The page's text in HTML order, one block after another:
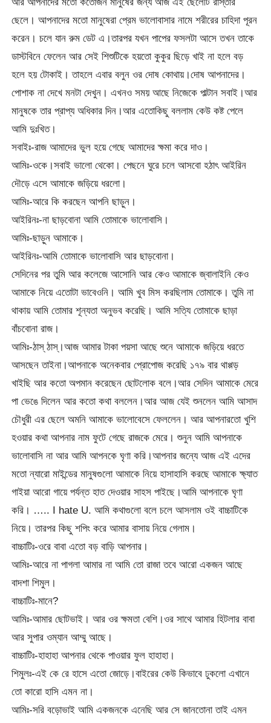
ছেলে। আপনাদের মতো মানুষেরা প্রেম ভালোবাসার নামে শরীরের চাহিদা পূরন
করেন। চলে যান রুম ডেট এ।তারপর যখন পাপের ফসলটা আসে তখন তাকে
ডাস্টবিনে ফেলেন আর সেই শিশুটিকে হয়তো কুকুর ছিড়ে খাই না হলে বড়
হলে হয় টোকাই। তাহলে এবার বলুন ওর দোষ কোথায়।দোষ আপনাদের।
পোশাক না দেখে মনটা দেখুন। এখনও সময় আছে নিজেকে পাল্টান সবাই।আর
মানুষকে তার প্রাপ্য অধিকার দিন।আর এতোকিছু বললাম কেউ কষ্ট পেলে
আমি দুঃখিত।
সবাইঃ-রাজ আমাদের ভুল হয়ে গেছে আমাদের ক্ষমা করে দাও।
আমিঃ-ওকে।সবাই ভালো থেকো। পেছনে ঘুরে চলে আসবো হঠাৎ আইরিন
দৌড়ে এসে আমাকে জড়িয়ে ধরলো।
আমিঃ-আরে কি করছেন আপনি ছাড়ুন।
আইরিনঃ-না ছাড়বোনা আমি তোমাকে ভালোবাসি।
আমিঃ-ছাড়ুন আমাকে।
আইরিনঃ-আমি তোমাকে ভালোবাসি আর ছাড়বোনা।
সেদিনের পর তুমি আর কলেজে আসোনি আর কেও আমাকে জ্বালাইনি কেও
আমাকে নিয়ে এতোটা ভাবেওনি। আমি খুব মিস করছিলাম তোমাকে। তুমি না
থাকায় আমি তোমার শূন্যতা অনুভব করেছি। আমি সত্যি তোমাকে ছাড়া
বাঁচবোনা রাজ।
আমিঃ-ঠাস্ ঠাস্।আজ আমার টাকা পয়সা আছে শুনে আমাকে জড়িয়ে ধরতে
আসছেন তাইনা।আপনাকে অনেকবার প্রোপোজ করেছি ১৭৯ বার থাপ্পড়
খাইছি আর কতো অপমান করেছেন ছোটলোক বলে।আর সেদিন আমাকে মেরে
পা ভেঙে দিলেন আর কতো কথা বললেন।আর আজ যেই শুনলেন আমি আসাদ
চৌধুরী এর ছেলে অমনি আমাকে ভালোবেসে ফেললেন। আর আপনারতো খুশি
হওয়ার কথা আপনার নাম ফুটে গেছে রাজকে মেরে। শুনুন আমি আপনাকে
ভালোবাসি না আর আমি আপনকে ঘৃণা করি।আপনার জন্যে আজ এই এদের
মতো ন্যারো মাইন্ডের মানুষগুলো আমাকে নিয়ে হাসাহাসি করছে আমাকে ক্ষ্যাত
গাইয়া আরো গায়ে পর্যন্ত হাত দেওয়ার সাহস পাইছে।আমি আপনাকে ঘৃণা
করি। ….. I hate U. আমি কথাগুলো বলে চলে আসলাম ওই বাচ্চাটিকে
নিয়ে। তারপর কিছু শপিং করে আমার বাসায় নিয়ে গেলাম।
বাচ্চাটিঃ-ওরে বাবা এতো বড় বাড়ি আপনার।
আমিঃ-আরে না পাগলা আমার না আমি তো রাজা তবে আরো একজন আছে
বাদশা শিমুল।
বাচ্চাটিঃ-মানে?
আমিঃ-আমার ছোটভাই। আর ওর ক্ষমতা বেশি।ওর সাথে আমার হিটলার বাবা
আর সুপার ওম্যান আম্মু আছে।
বাচ্চাটিঃ-হাহাহা আপনার থেকে পাওয়ার ফুল হাহাহা।
শিমুলঃ-এই কে রে হাসে এতো জোড়ে।বাইরের কেউ কিভাবে ঢুকলো এখানে
তো কারো হাসি এমন না।
আমিঃ-সরি বড়োভাই আমি একজনকে এনেছি আর সে জানতোনা তাই এমন